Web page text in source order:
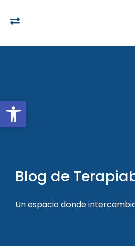
Open toolbar
Blog de
Un espacio donde